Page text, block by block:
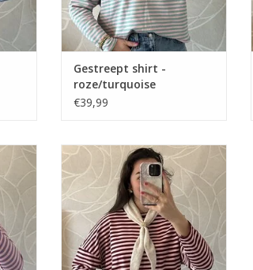
Gestreept shirt -
roze/turquoise
€39,99
Gestreept shirt - roze/bordeaux